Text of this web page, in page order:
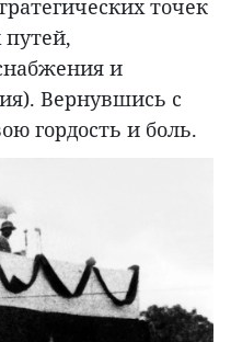
точек
и
Вернувшись с
гордость и боль.